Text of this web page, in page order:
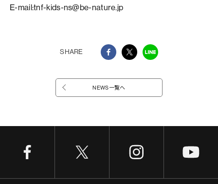
E-mail:tnf-kids-ns@be-nature.jp
SHARE
NEWS一覧へ